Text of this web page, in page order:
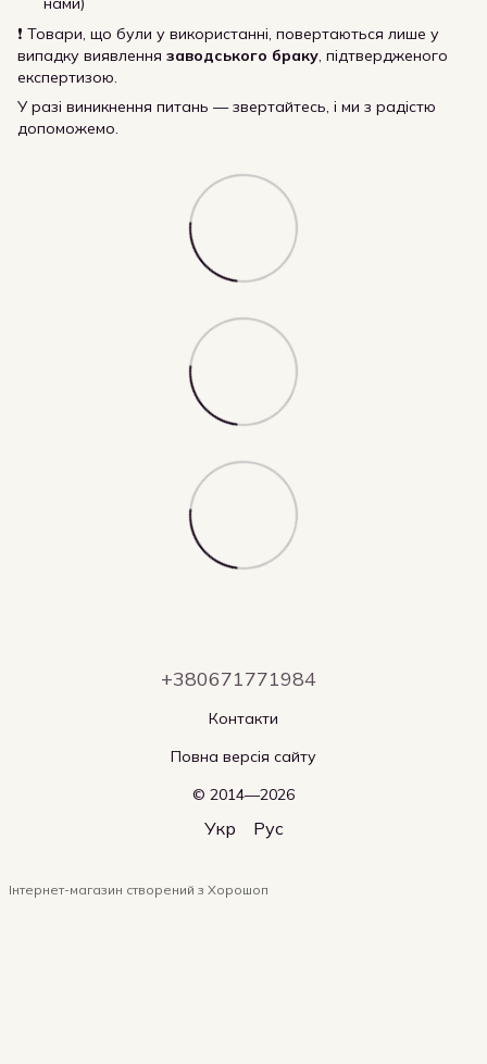
❗ Товари, що були у використанні, повертаються лише у
випадку виявлення заводського браку, підтвердженого
експертизою.
У разі виникнення питань — звертайтесь, і ми з радістю
допоможемо.
+380671771984
Контакти
Повна версія сайту
© 2014—2026
Укр Рус
Інтернет-магазин створений з Хорошоп